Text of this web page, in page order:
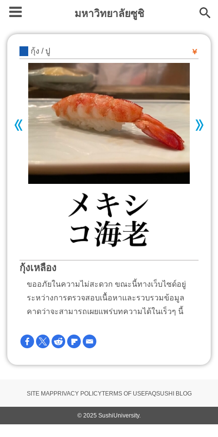
มหาวิทยาลัยซูชิ
กุ้ง / ปู
กุ้งเหลือง
ขออภัยในความไม่สะดวก ขณะนี้ทางเว็บไซด์อยู่
ระหว่างการตรวจสอบเนื้อหาและรวบรวมข้อมูล
คาดว่าจะสามารถเผยแพร่บทความได้ในเร็วๆ นี้
SITE MAPPRIVACY POLICYTERMS OF USEFAQSUSHI BLOG
© 2025 SushiUniversity.